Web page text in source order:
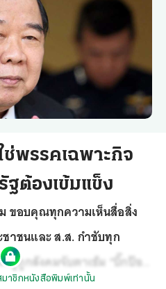
พรรคเฉพาะกิจ
ต้องเข้มแข็ง
ขอบคุณทุกความเห็นสื่อสิ่ง
าชนและ ส.ส. กำชับทุก
กู้ถูกสังคมจับตาเข้ม “บิ๊กป้อม”
มาชิกหนังสือพิมพ์เท่านั้น